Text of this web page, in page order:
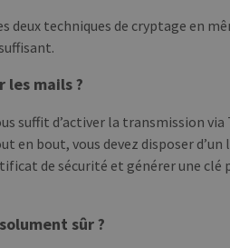
deux techniques de cryptage en
les mails ?
suffit d’activer la transmission via
en bout, vous devez disposer
de sécurité et générer une clé
sûr ?